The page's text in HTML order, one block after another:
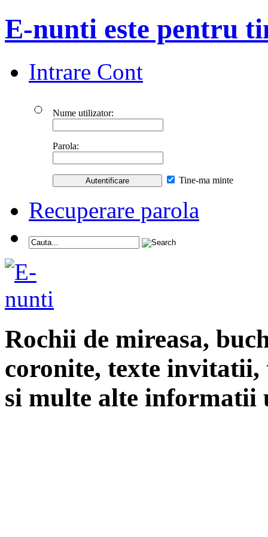
E-nunti este pentru
Intrare Cont
Nume utilizator:
Parola:
Tine-ma minte
Recuperare parola
Rochii de mireasa,
coronite, texte
si multe alte informatii